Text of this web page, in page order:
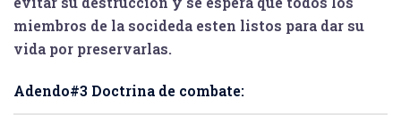
miembros de la socideda esten listos para dar su
vida por preservarlas.
Adendo#3 Doctrina de combate: